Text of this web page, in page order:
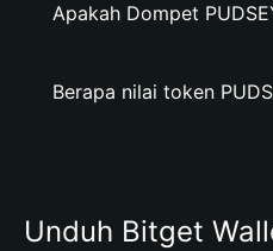
Apakah Dompet
Berapa nilai token
Unduh Bitget